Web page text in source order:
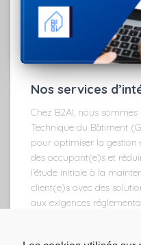
Nos services
Chez B2AI, nous
Technique du Bâtiment
pour optimiser la gestion
des occupant(e)s et
l’étude initiale à la
client(e)s avec des
aux exigences